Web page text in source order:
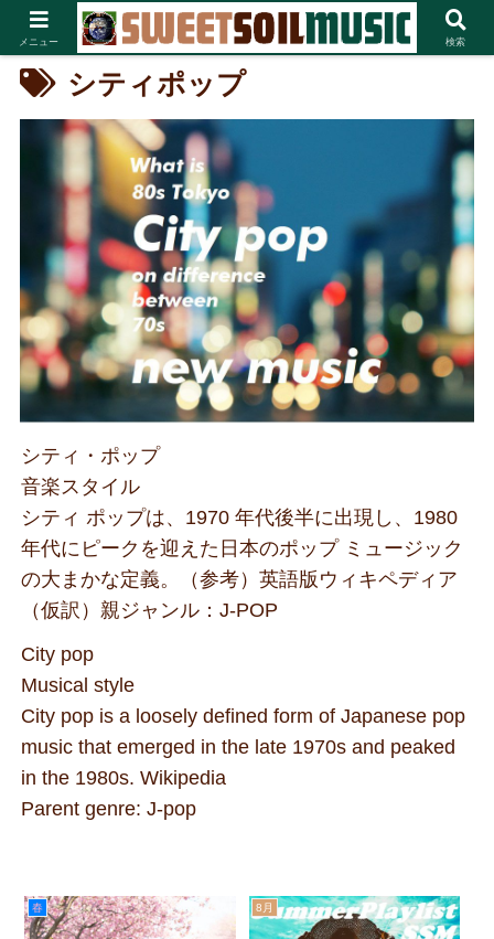
シティポップ
シティ・ポップ
音楽スタイル
シティ ポップは、1970 年代後半に出現し、1980
年代にピークを迎えた日本のポップ ミュージック
の大まかな定義。（参考）英語版ウィキペディア
（仮訳）親ジャンル：J-POP
City pop
Musical style
City pop is a loosely defined form of Japanese pop
music that emerged in the late 1970s and peaked
in the 1980s. Wikipedia
Parent genre: J-pop
春 8月
メニュー 検索